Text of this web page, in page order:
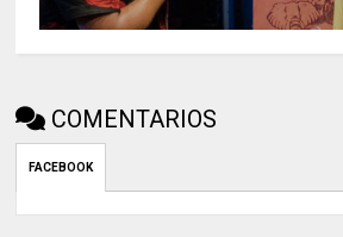
COMENTARIOS
FACEBOOK